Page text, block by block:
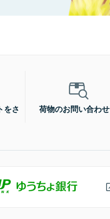
をさ
荷物のお問い合わせ